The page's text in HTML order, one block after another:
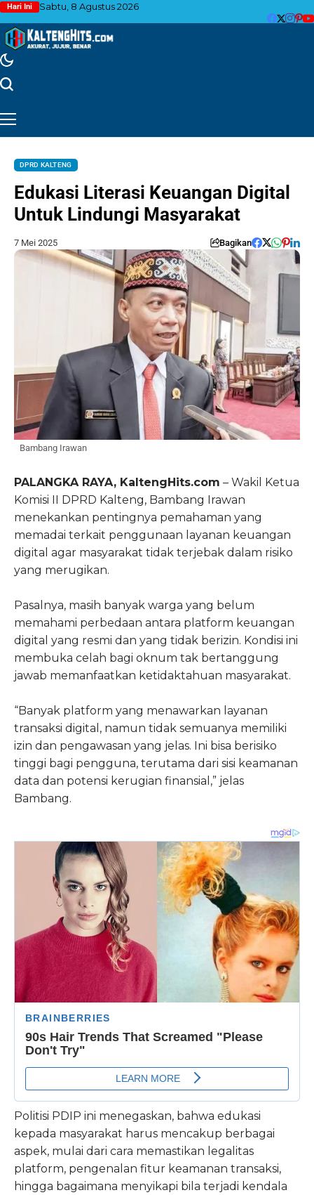
Hari Ini Sabtu, 8 Agustus 2026
DPRD KALTENG
Edukasi Literasi Keuangan Digital
Untuk Lindungi Masyarakat
7 Mei 2025 Bagikan
Bambang Irawan
PALANGKA RAYA, KaltengHits.com – Wakil Ketua
Komisi II DPRD Kalteng, Bambang Irawan
menekankan pentingnya pemahaman yang
memadai terkait penggunaan layanan keuangan
digital agar masyarakat tidak terjebak dalam risiko
yang merugikan.
Pasalnya, masih banyak warga yang belum
memahami perbedaan antara platform keuangan
digital yang resmi dan yang tidak berizin. Kondisi ini
membuka celah bagi oknum tak bertanggung
jawab memanfaatkan ketidaktahuan masyarakat.
“Banyak platform yang menawarkan layanan
transaksi digital, namun tidak semuanya memiliki
izin dan pengawasan yang jelas. Ini bisa berisiko
tinggi bagi pengguna, terutama dari sisi keamanan
data dan potensi kerugian finansial,” jelas
Bambang.
Politisi PDIP ini menegaskan, bahwa edukasi
kepada masyarakat harus mencakup berbagai
aspek, mulai dari cara memastikan legalitas
platform, pengenalan fitur keamanan transaksi,
hingga bagaimana menyikapi bila terjadi kendala